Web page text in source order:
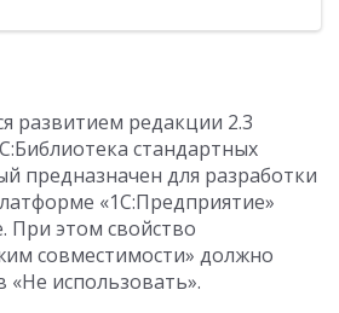
развитием редакции 2.3
стандартных
предназначен для разработки
«1С:Предприятие»
При этом свойство
совместимости» должно
«Не использовать».